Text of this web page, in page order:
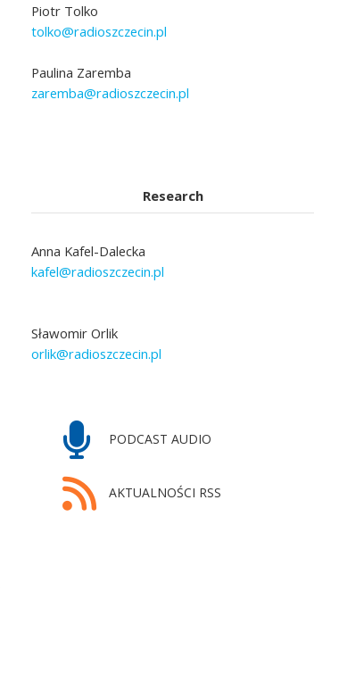
Piotr Tolko
tolko@radioszczecin.pl
Paulina Zaremba
zaremba@radioszczecin.pl
Research
Anna Kafel-Dalecka
kafel@radioszczecin.pl
Sławomir Orlik
orlik@radioszczecin.pl
PODCAST AUDIO
AKTUALNOŚCI RSS